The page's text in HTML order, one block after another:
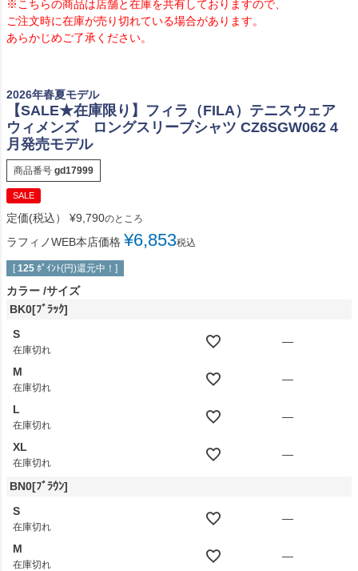
※こちらの商品は店舗と在庫を共有しておりますので、
ご注文時に在庫が売り切れている場合があります。
あらかじめご了承ください。
2026年春夏モデル
【SALE★在庫限り】フィラ（FILA）テニスウェア
ウィメンズ ロングスリーブシャツ CZ6SGW062 4
月発売モデル
商品番号 gd17999
SALE
定価(税込） ¥9,790のところ
ラフィノWEB本店価格 ¥6,853税込
[ 125 ﾎﾟｲﾝﾄ(円)還元中！]
カラー サイズ
BK0[ﾌﾞﾗｯｸ]
S
在庫切れ
—
M
在庫切れ
—
L
在庫切れ
—
XL
在庫切れ
—
BN0[ﾌﾞﾗｳﾝ]
S
在庫切れ
—
M
在庫切れ
—